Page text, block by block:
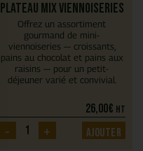
Plateau Mix Viennoiseries
Offrez un assortiment
gourmand de mini-
viennoiseries — croissants,
pains au chocolat et pains aux
raisins — pour un petit-
déjeuner varié et convivial.
26,00€ HT
- + Ajouter